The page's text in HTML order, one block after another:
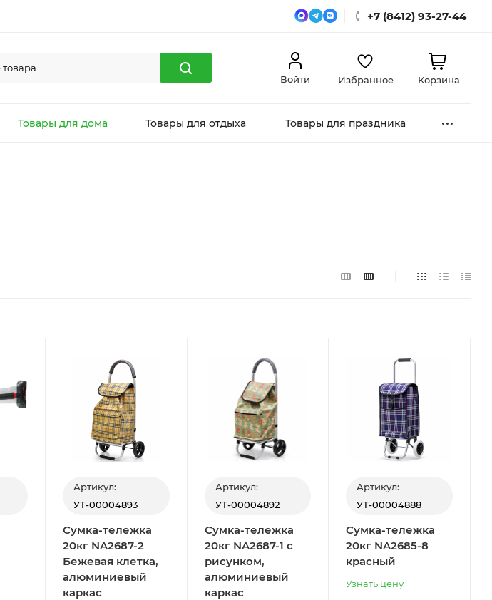
+7 (8412) 93-27-44
Войти
Избранное Корзина
Товары для дома Товары для отдыха Товары для праздника
Артикул:
УТ-00004893
Сумка-тележка
20кг NA2687-2
Бежевая клетка,
алюминиевый
каркас
Артикул:
УТ-00004892
Сумка-тележка
20кг NA2687-1 с
рисунком,
алюминиевый
каркас
Артикул:
УТ-00004888
Сумка-тележка
20кг NA2685-8
красный
Узнать цену